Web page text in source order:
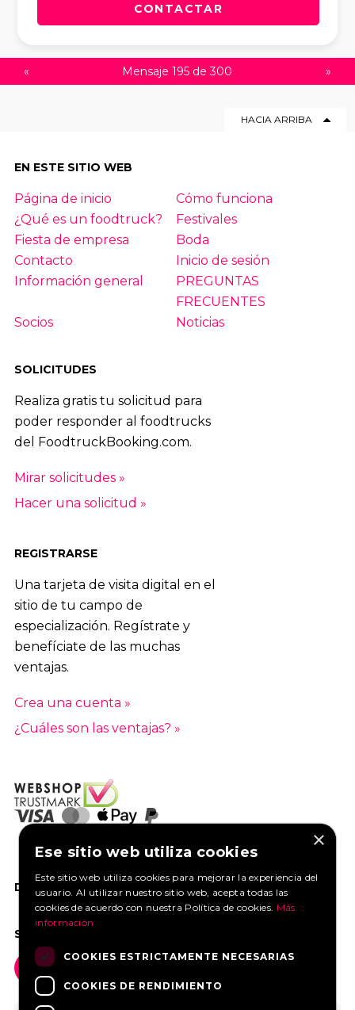
CONTACTAR
« Mensaje 195 de 300 »
HACIA ARRIBA
EN ESTE SITIO WEB
Página de inicio
Cómo funciona
¿Qué es un foodtruck?
Festivales
Fiesta de empresa
Boda
Contacto
Inicio de sesión
Información general
PREGUNTAS
FRECUENTES
Socios
Noticias
SOLICITUDES
Realiza gratis tu solicitud para
poder responder al foodtrucks
del FoodtruckBooking.com.
Mirar solicitudes »
Hacer una solicitud »
REGISTRARSE
Una tarjeta de visita digital en el
sitio de tu campo de
especialización. Regístrate y
benefíciate de las muchas
ventajas.
Crea una cuenta »
¿Cuáles son las ventajas? »
DANOS UN ME GUSTA EN FACEBOOK
SOCIAL MEDIA
×
Ese sitio web utiliza cookies
Este sitio web utiliza cookies para mejorar la experiencia del
usuario. Al utilizar nuestro sitio web, acepta todas las
cookies de acuerdo con nuestra Política de cookies. Más
información
COOKIES ESTRICTAMENTE NECESARIAS
COOKIES DE RENDIMIENTO